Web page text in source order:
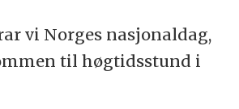
vi Norges nasjonaldag,
til høgtidsstund i